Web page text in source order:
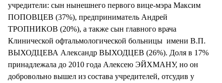
учредители: сын нынешнего первого вице-мэра Максим
ПОПОВЦЕВ (37%), предприниматель Андрей
ТРОПНИКОВ (20%), а также сын главного врача
Клинической офтальмологической больницы имени В.П.
ВЫХОДЦЕВА Александр ВЫХОДЦЕВ (26%). Доля в 17%
принадлежала до 2010 года Алексею ЭЙХМАНУ, но он
добровольно вышел из состава учредителей, отсудив у